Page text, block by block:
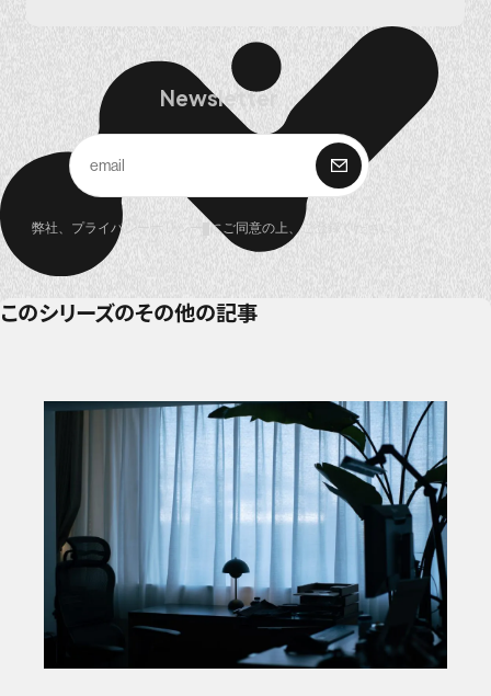
Newsletter
購 読
弊社、 プライバシーポリシー にご同意の上、ご登録ください。
このシリーズのその他の記事